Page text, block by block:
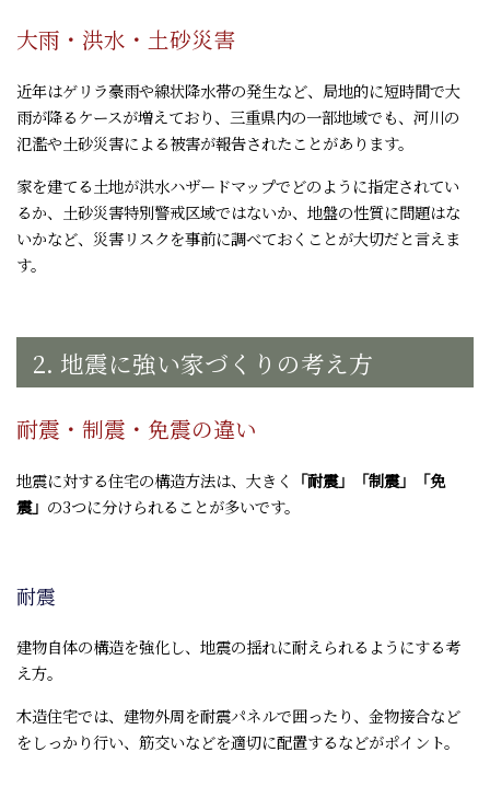
大雨・洪水・土砂災害
近年はゲリラ豪雨や線状降水帯の発生など、局地的に短時間で大
雨が降るケースが増えており、三重県内の一部地域でも、河川の
氾濫や土砂災害による被害が報告されたことがあります。
家を建てる土地が洪水ハザードマップでどのように指定されてい
るか、土砂災害特別警戒区域ではないか、地盤の性質に問題はな
いかなど、災害リスクを事前に調べておくことが大切だと言えま
す。
2. 地震に強い家づくりの考え方
耐震・制震・免震の違い
地震に対する住宅の構造方法は、大きく
「耐震」「制震」「免
震」 の3つに分けられることが多いです。
耐震
建物自体の構造を強化し、地震の揺れに耐えられるようにする考
え方。
木造住宅では、建物外周を耐震パネルで囲ったり、金物接合など
をしっかり行い、筋交いなどを適切に配置するなどがポイント。